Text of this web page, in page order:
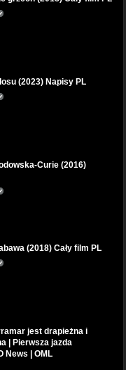
(2023) Napisy PL
Curie (2016)
(2018) Cały film PL
jest drapieżna i
| Pierwsza jazda
News | OML